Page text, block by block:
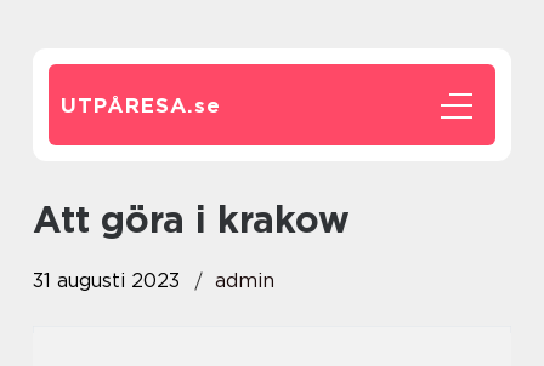
UTPÅRESA.se
att göra i krakow
31 augusti 2023 admin